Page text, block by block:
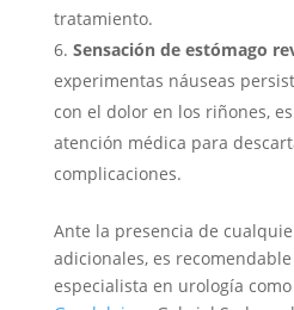
tratamiento.
Sensación de estómago
experimentas náuseas
con el dolor en los riñones,
atención médica para
complicaciones.
Ante la presencia de
adicionales, es
especialista en urología